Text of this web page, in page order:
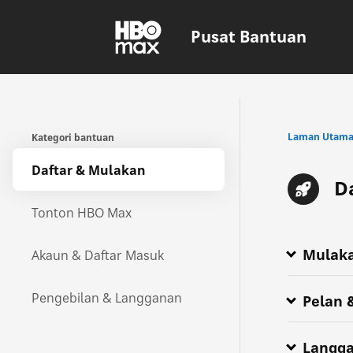
Pusat Bantuan
Kategori bantuan
Daftar & Mulakan
Tonton HBO Max
Akaun & Daftar Masuk
Pengebilan & Langganan
Laman Utama
Menerokai
Penyedia
Semua
Di
HBO Max
Max kini
Pelan